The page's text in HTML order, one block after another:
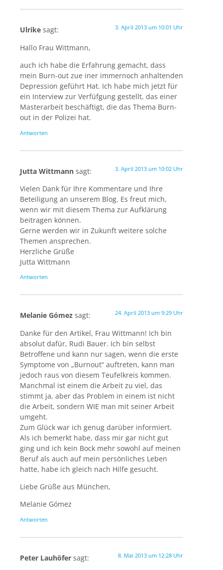
Ulrike sagt: 3. April 2013 um 10:01 Uhr
Hallo Frau Wittmann,
auch ich habe die Erfahrung gemacht, dass
mein Burn-out zue iner immernoch anhaltenden
Depression geführt Hat. Ich habe mich jetzt für
ein Interview zur Verfüfgung gestellt, das einer
Masterarbeit beschäftigt, die das Thema Burn-
out in der Polizei hat.
Antworten
Jutta Wittmann sagt: 3. April 2013 um 10:02 Uhr
Vielen Dank für Ihre Kommentare und Ihre
Beteiligung an unserem Blog. Es freut mich,
wenn wir mit diesem Thema zur Aufklärung
beitragen können.
Gerne werden wir in Zukunft weitere solche
Themen ansprechen.
Herzliche Grüße
Jutta Wittmann
Antworten
Melanie Gómez sagt: 24. April 2013 um 9:29 Uhr
Danke für den Artikel, Frau Wittmann! Ich bin
absolut dafür, Rudi Bauer. Ich bin selbst
Betroffene und kann nur sagen, wenn die erste
Symptome von „Burnout“ auftreten, kann man
jedoch raus von diesem Teufelkreis kommen.
Manchmal ist einem die Arbeit zu viel, das
stimmt ja, aber das Problem in einem ist nicht
die Arbeit, sondern WIE man mit seiner Arbeit
umgeht.
Zum Glück war ich genug darüber informiert.
Als ich bemerkt habe, dass mir gar nicht gut
ging und ich kein Bock mehr sowohl auf meinen
Beruf als auch auf mein persönliches Leben
hatte, habe ich gleich nach Hilfe gesucht.
Liebe Grüße aus München,
Melanie Gómez
Antworten
Peter Lauhöfer sagt: 8. Mai 2013 um 12:28 Uhr